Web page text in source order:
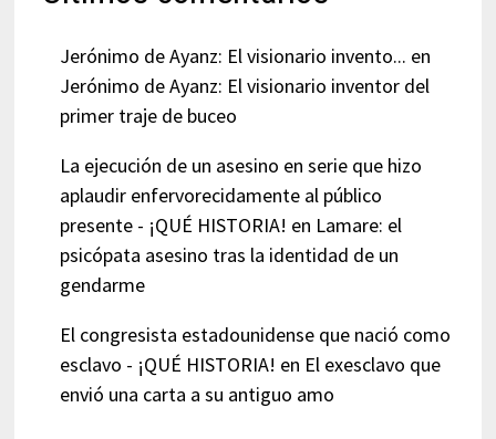
Jerónimo de Ayanz: El visionario invento... en
Jerónimo de Ayanz: El visionario inventor del
primer traje de buceo
La ejecución de un asesino en serie que hizo
aplaudir enfervorecidamente al público
presente - ¡QUÉ HISTORIA! en Lamare: el
psicópata asesino tras la identidad de un
gendarme
El congresista estadounidense que nació como
esclavo - ¡QUÉ HISTORIA! en El exesclavo que
envió una carta a su antiguo amo